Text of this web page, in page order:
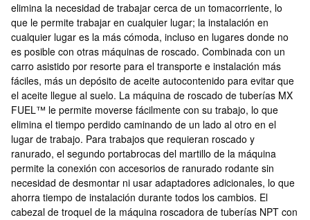
elimina la necesidad de trabajar cerca de un tomacorriente, lo
que le permite trabajar en cualquier lugar; la instalación en
cualquier lugar es la más cómoda, incluso en lugares donde no
es posible con otras máquinas de roscado. Combinada con un
carro asistido por resorte para el transporte e instalación más
fáciles, más un depósito de aceite autocontenido para evitar que
el aceite llegue al suelo. La máquina de roscado de tuberías MX
FUEL™ le permite moverse fácilmente con su trabajo, lo que
elimina el tiempo perdido caminando de un lado al otro en el
lugar de trabajo. Para trabajos que requieran roscado y
ranurado, el segundo portabrocas del martillo de la máquina
permite la conexión con accesorios de ranurado rodante sin
necesidad de desmontar ni usar adaptadores adicionales, lo que
ahorra tiempo de instalación durante todos los cambios. El
cabezal de troquel de la máquina roscadora de tuberías NPT con